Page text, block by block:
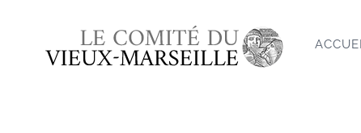
contenu